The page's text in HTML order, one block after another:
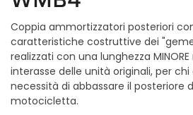
Coppia ammortizzatori posteriori
caratteristiche costruttive dei
realizzati con una lunghezza
interasse delle unità originali, per chi
necessità di abbassare il posteriore
motocicletta.